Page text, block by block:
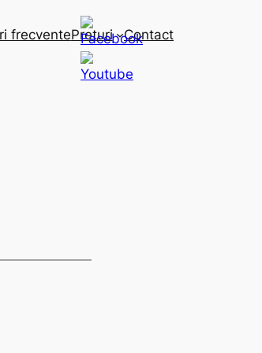
frecventePreturi Contact